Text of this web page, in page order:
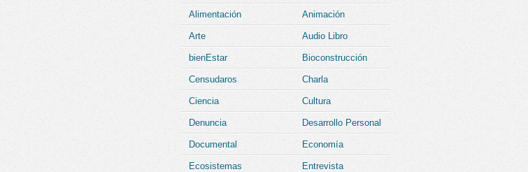
Alimentación Animación
Arte Audio Libro
bienEstar Bioconstrucción
Censudaros Charla
Ciencia Cultura
Denuncia Desarrollo Personal
Documental Economía
Ecosistemas Entrevista